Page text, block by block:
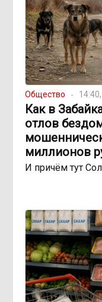
Общество
Как в
отлов
миллионов
И причём тут